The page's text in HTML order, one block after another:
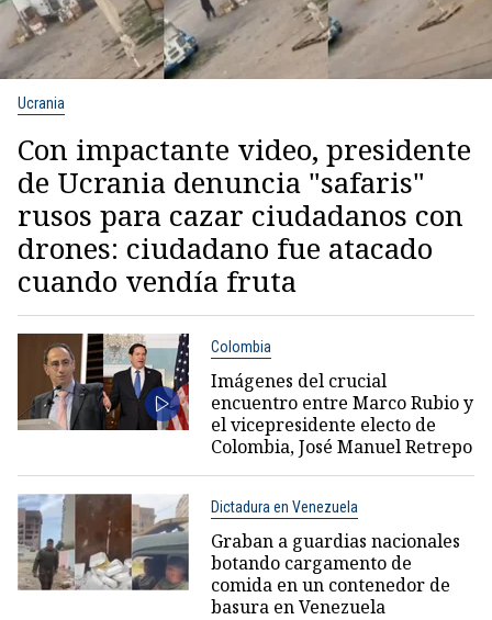
Ucrania
Con impactante video, presidente
de Ucrania denuncia "safaris"
rusos para cazar ciudadanos con
drones: ciudadano fue atacado
cuando vendía fruta
Colombia
Imágenes del crucial
encuentro entre Marco Rubio y
el vicepresidente electo de
Colombia, José Manuel Retrepo
Dictadura en Venezuela
Graban a guardias nacionales
botando cargamento de
comida en un contenedor de
basura en Venezuela